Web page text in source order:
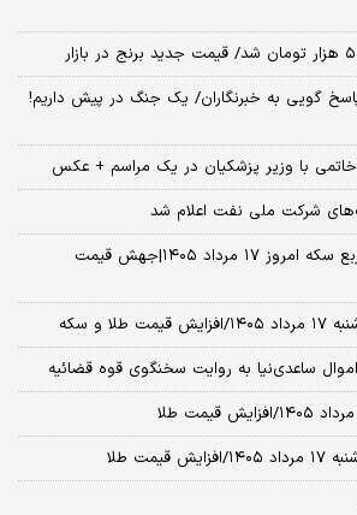
پاسخ گویی به خبرنگاران/ یک جنگ در پیش داریم!
با وزیر پزشکیان در یک مراسم + عکس
شرکت ملی نفت اعلام شد
قیمت سکه، نیم سکه و ربع سکه امروز ۱۷ مرداد ۱۴۰۵|جهش قیمت
و سکه
ساعدی‌نیا به روایت سخنگوی قوه قضائیه